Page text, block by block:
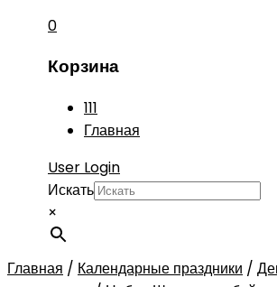
0
Корзина
111
Главная
User Login
Искать
×
Главная / Календарные праздники /